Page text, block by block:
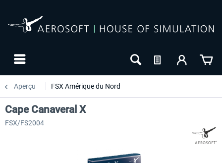
Aperçu FSX Amérique du Nord
Cape Canaveral X
FSX/FS2004